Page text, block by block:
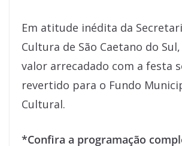
Em atitude inédita da
Cultura de São Caetano do
valor arrecadado com a festa
revertido para o Fundo
Cultural.
*Confira a programação